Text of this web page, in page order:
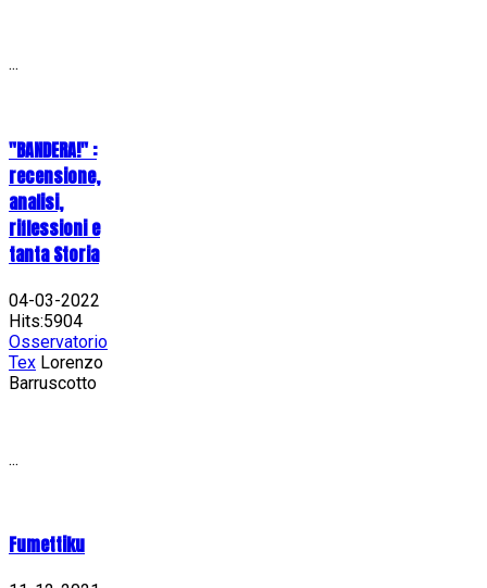
...
"BANDERA!" :
recensione,
analisi,
riflessioni e
tanta Storia
04-03-2022
Hits:5904
Osservatorio
Tex Lorenzo
Barruscotto
...
Fumettiku